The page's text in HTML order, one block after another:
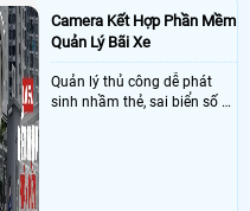
Camera Kết Hợp Phần Mềm
Quản Lý Bãi Xe
Quản lý thủ công dễ phát
sinh nhầm thẻ, sai biển số và